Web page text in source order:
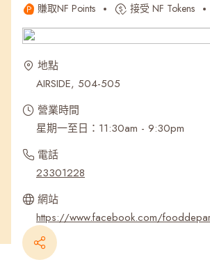
最近搜尋紀錄
賺取NF Points 接受 NF Tokens
地點
AIRSIDE, 504-505
營業時間
星期一至日：11:30am - 9:30pm
電話
23301228
網站
https://www.facebook.com/